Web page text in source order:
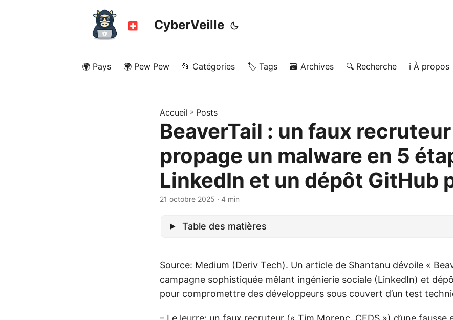
CyberVeille
🌍 Pays 🌍 Pew Pew 📂 Catégories 🏷️ Tags 🗃️ Archives 🔍 Recherche ℹ️ À propos
Accueil » Posts
BeaverTail : un faux
propage un malware en 5
LinkedIn et un dépôt GitHub
21 octobre 2025 · 4 min
Table des matières
Source: Medium (Deriv Tech). Un article de Shantanu dévoile «
campagne sophistiquée mêlant ingénierie sociale (LinkedIn) et
pour compromettre des développeurs sous couvert d’un test